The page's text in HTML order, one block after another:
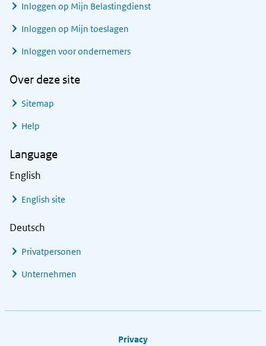
Inloggen op Mijn Belastingdienst
Inloggen op Mijn toeslagen
Inloggen voor ondernemers
Over deze site
Sitemap
Help
Language
English
English site
Deutsch
Privatpersonen
Unternehmen
Privacy